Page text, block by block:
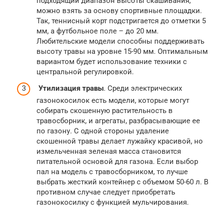
можно взять за основу спортивные площадки.
Так, теннисный корт подстригается до отметки 5
мм, а футбольное поле – до 20 мм.
Любительские модели способны поддерживать
высоту травы на уровне 15-90 мм. Оптимальным
вариантом будет использование техники с
центральной регулировкой.
Утилизация травы. Среди электрических
газонокосилок есть модели, которые могут
собирать скошенную растительность в
травосборник, и агрегаты, разбрасывающие ее
по газону. С одной стороны удаление
скошенной травы делает лужайку красивой, но
измельченная зеленая масса становится
питательной основой для газона. Если выбор
пал на модель с травосборником, то лучше
выбрать жесткий контейнер с объемом 50-60 л. В
противном случае следует приобретать
газонокосилку с функцией мульчирования.